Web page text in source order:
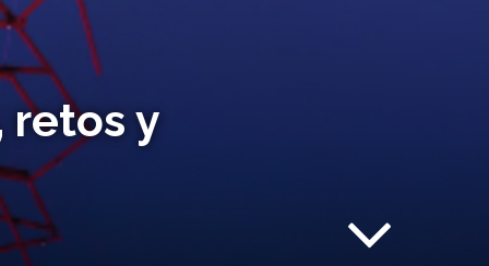
retos y